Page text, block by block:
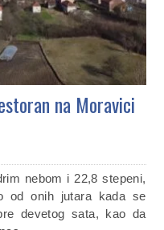
na Moravici
nebom i 22,8 stepeni,
od onih jutara kada se
devetog sata, kao da